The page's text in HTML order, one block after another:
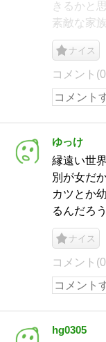
きるかと
素敵な家
ナイス
コメント
ゆっけ
縁遠い世
別が女だ
カツとか
るんだろ
ナイス
コメント
hg0305